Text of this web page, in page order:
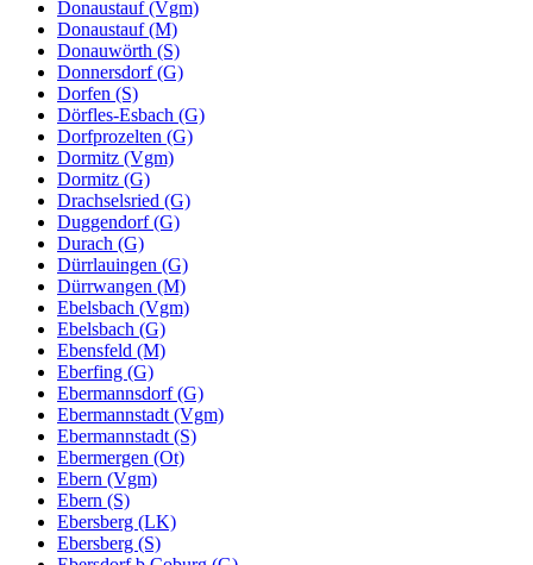
Donaustauf (Vgm)
Donaustauf (M)
Donauwörth (S)
Donnersdorf (G)
Dorfen (S)
Dörfles-Esbach (G)
Dorfprozelten (G)
Dormitz (Vgm)
Dormitz (G)
Drachselsried (G)
Duggendorf (G)
Durach (G)
Dürrlauingen (G)
Dürrwangen (M)
Ebelsbach (Vgm)
Ebelsbach (G)
Ebensfeld (M)
Eberfing (G)
Ebermannsdorf (G)
Ebermannstadt (Vgm)
Ebermannstadt (S)
Ebermergen (Ot)
Ebern (Vgm)
Ebern (S)
Ebersberg (LK)
Ebersberg (S)